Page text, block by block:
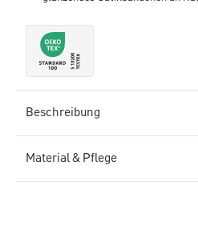
Beschreibung
Material & Pflege